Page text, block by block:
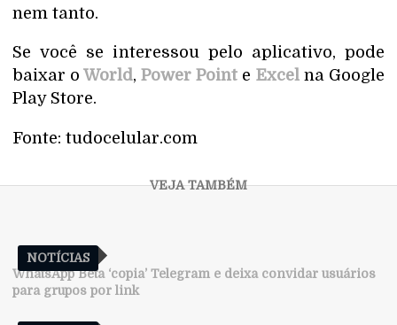
nem tanto.
Se você se interessou pelo aplicativo, pode
baixar o World, Power Point e Excel na Google
Play Store.
Fonte: tudocelular.com
NOTÍCIAS
WhatsApp Beta ‘copia’ Telegram e deixa convidar usuários
para grupos por link